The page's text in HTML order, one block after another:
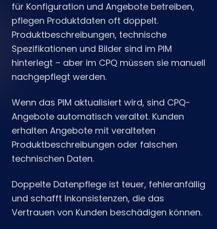
für Konfiguration und Angebote betreiben,
pflegen Produktdaten oft doppelt.
Produktbeschreibungen, technische
Spezifikationen und Bilder sind im PIM
hinterlegt – aber im CPQ müssen sie manuell
nachgepflegt werden.
Wenn das PIM aktualisiert wird, sind CPQ-
Angebote automatisch veraltet. Kunden
erhalten Angebote mit veralteten
Produktbeschreibungen oder falschen
technischen Daten.
Doppelte Datenpflege ist teuer, fehleranfällig
und schafft Inkonsistenzen, die das
Vertrauen von Kunden beschädigen können.